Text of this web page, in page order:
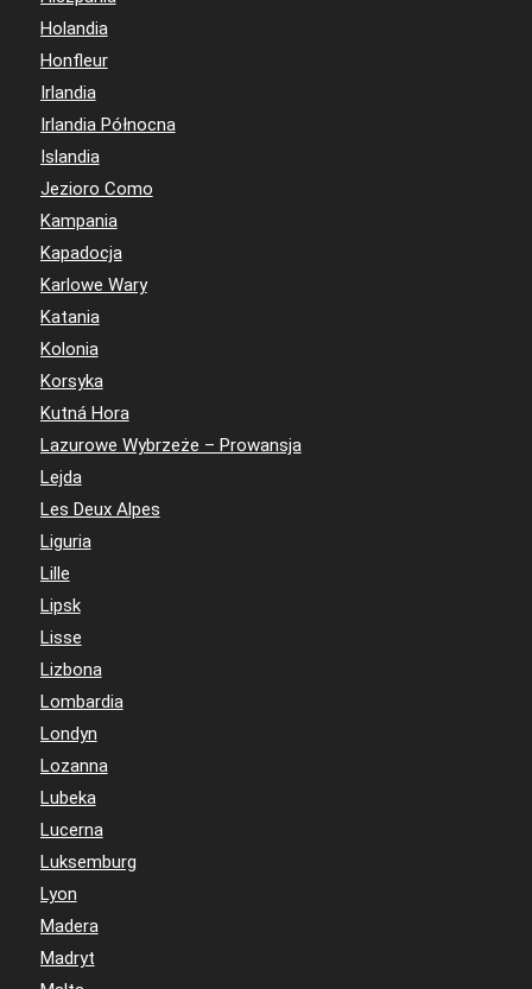
Holandia
Honfleur
Irlandia
Irlandia Północna
Islandia
Jezioro Como
Kampania
Kapadocja
Karlowe Wary
Katania
Kolonia
Korsyka
Kutná Hora
Lazurowe Wybrzeże – Prowansja
Lejda
Les Deux Alpes
Liguria
Lille
Lipsk
Lisse
Lizbona
Lombardia
Londyn
Lozanna
Lubeka
Lucerna
Luksemburg
Lyon
Madera
Madryt